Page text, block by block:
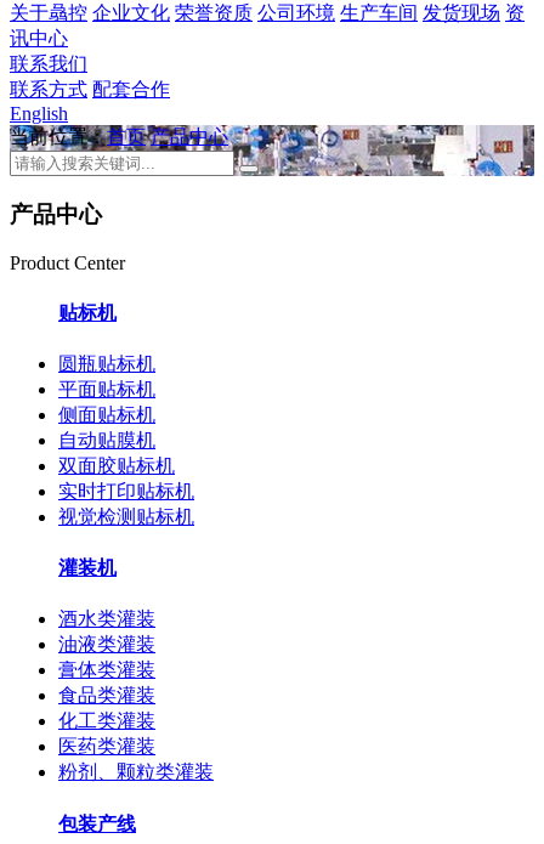
关于骉控 企业文化 荣誉资质 公司环境 生产车间 发货现场 资
讯中心
联系我们
联系方式 配套合作
English
当前位置：首页 产品中心
产品中心
Product Center
贴标机
圆瓶贴标机
平面贴标机
侧面贴标机
自动贴膜机
双面胶贴标机
实时打印贴标机
视觉检测贴标机
灌装机
酒水类灌装
油液类灌装
膏体类灌装
食品类灌装
化工类灌装
医药类灌装
粉剂、颗粒类灌装
包装产线